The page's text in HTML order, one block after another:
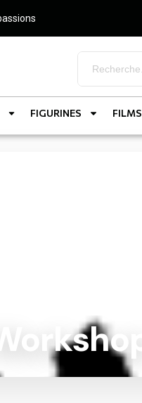
FIGURINES FILMS